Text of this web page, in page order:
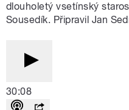
dlouholetý vsetínský
Sousedík. Připravil Jan
30:08